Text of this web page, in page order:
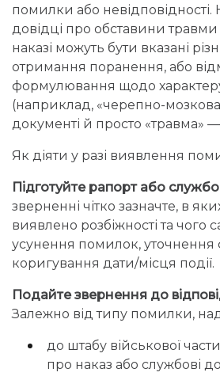
помилки або
довідці про обставини травми
наказі можуть бути вказані
отримання поранення, або
формулювання щодо
(наприклад, «черепно-
документі й просто «травма»
Як діяти у разі виявлення
Підготуйте рапорт або
зверненні чітко зазначте, в
виявлено розбіжності та
усунення помилок,
коригування дати/місця події.
Подайте звернення до
Залежно від типу помилки,
до штабу військової
про наказ або службові